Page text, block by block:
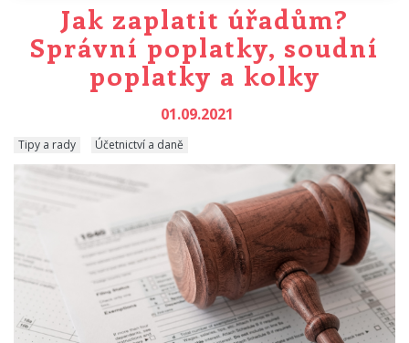
Jak zaplatit úřadům?
Správní poplatky, soudní
poplatky a kolky
01.09.2021
Tipy a rady Účetnictví a daně